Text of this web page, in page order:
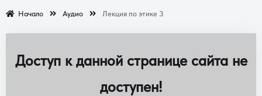
Начало Аудио Лекция по этике 3
Доступ к данной странице сайта не
доступен!